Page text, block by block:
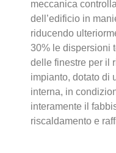
meccanica
dell’edificio in
riducendo
30% le dispersioni
delle finestre per il
impianto, dotato di
interna, in
interamente il
riscaldamento e